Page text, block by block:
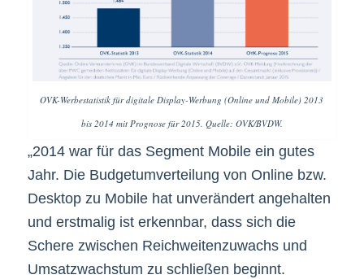
OVK-Werbestatistik für digitale Display-Werbung (Online und Mobile) 2013
bis 2014 mit Prognose für 2015. Quelle: OVK/BVDW.
„2014 war für das Segment Mobile ein gutes
Jahr. Die Budgetumverteilung von Online bzw.
Desktop zu Mobile hat unverändert angehalten
und erstmalig ist erkennbar, dass sich die
Schere zwischen Reichweitenzuwachs und
Umsatzwachstum zu schließen beginnt.